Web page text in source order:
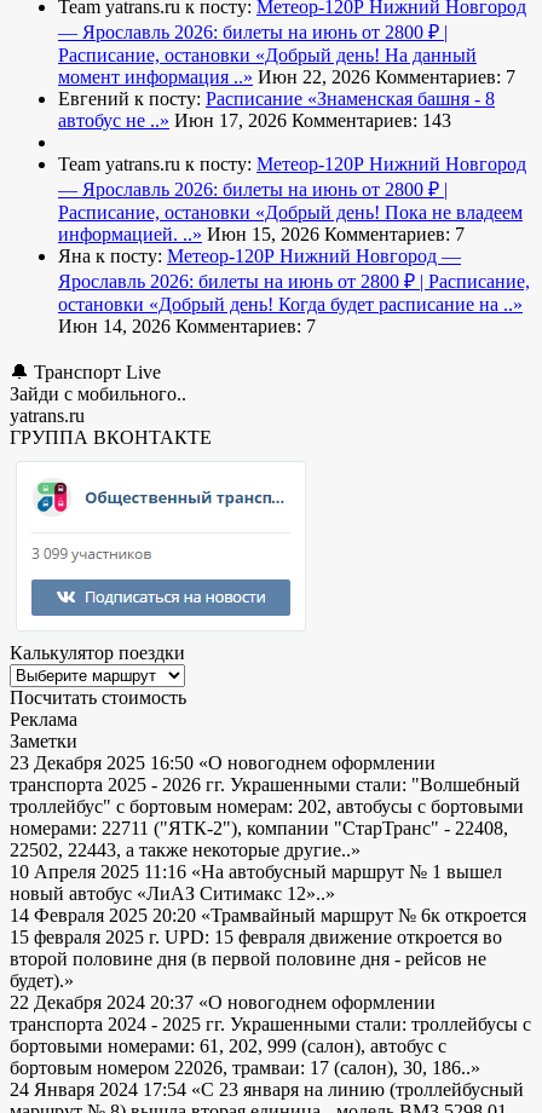
Team yatrans.ru к посту: Метеор-120Р Нижний Новгород
— Ярославль 2026: билеты на июнь от 2800 ₽ |
Расписание, остановки «Добрый день! На данный
момент информация ..» Июн 22, 2026 Комментариев: 7
Евгений к посту: Расписание «Знаменская башня - 8
автобус не ..» Июн 17, 2026 Комментариев: 143
Team yatrans.ru к посту: Метеор-120Р Нижний Новгород
— Ярославль 2026: билеты на июнь от 2800 ₽ |
Расписание, остановки «Добрый день! Пока не владеем
информацией. ..» Июн 15, 2026 Комментариев: 7
Яна к посту: Метеор-120Р Нижний Новгород —
Ярославль 2026: билеты на июнь от 2800 ₽ | Расписание,
остановки «Добрый день! Когда будет расписание на ..»
Июн 14, 2026 Комментариев: 7
🔔 Транспорт Live
Зайди с мобильного..
yatrans.ru
ГРУППА ВКОНТАКТЕ
Калькулятор поездки
Посчитать стоимость
Реклама
Заметки
23 Декабря 2025 16:50 «О новогоднем оформлении
транспорта 2025 - 2026 гг. Украшенными стали: "Волшебный
троллейбус" с бортовым номерам: 202, автобусы с бортовыми
номерами: 22711 ("ЯТК-2"), компании "СтарТранс" - 22408,
22502, 22443, а также некоторые другие..»
10 Апреля 2025 11:16 «На автобусный маршрут № 1 вышел
новый автобус «ЛиАЗ Ситимакс 12»..»
14 Февраля 2025 20:20 «Трамвайный маршрут № 6к откроется
15 февраля 2025 г. UPD: 15 февраля движение откроется во
второй половине дня (в первой половине дня - рейсов не
будет).»
22 Декабря 2024 20:37 «О новогоднем оформлении
транспорта 2024 - 2025 гг. Украшенными стали: троллейбусы с
бортовыми номерами: 61, 202, 999 (салон), автобус с
бортовым номером 22026, трамваи: 17 (салон), 30, 186..»
24 Января 2024 17:54 «С 23 января на линию (троллейбусный